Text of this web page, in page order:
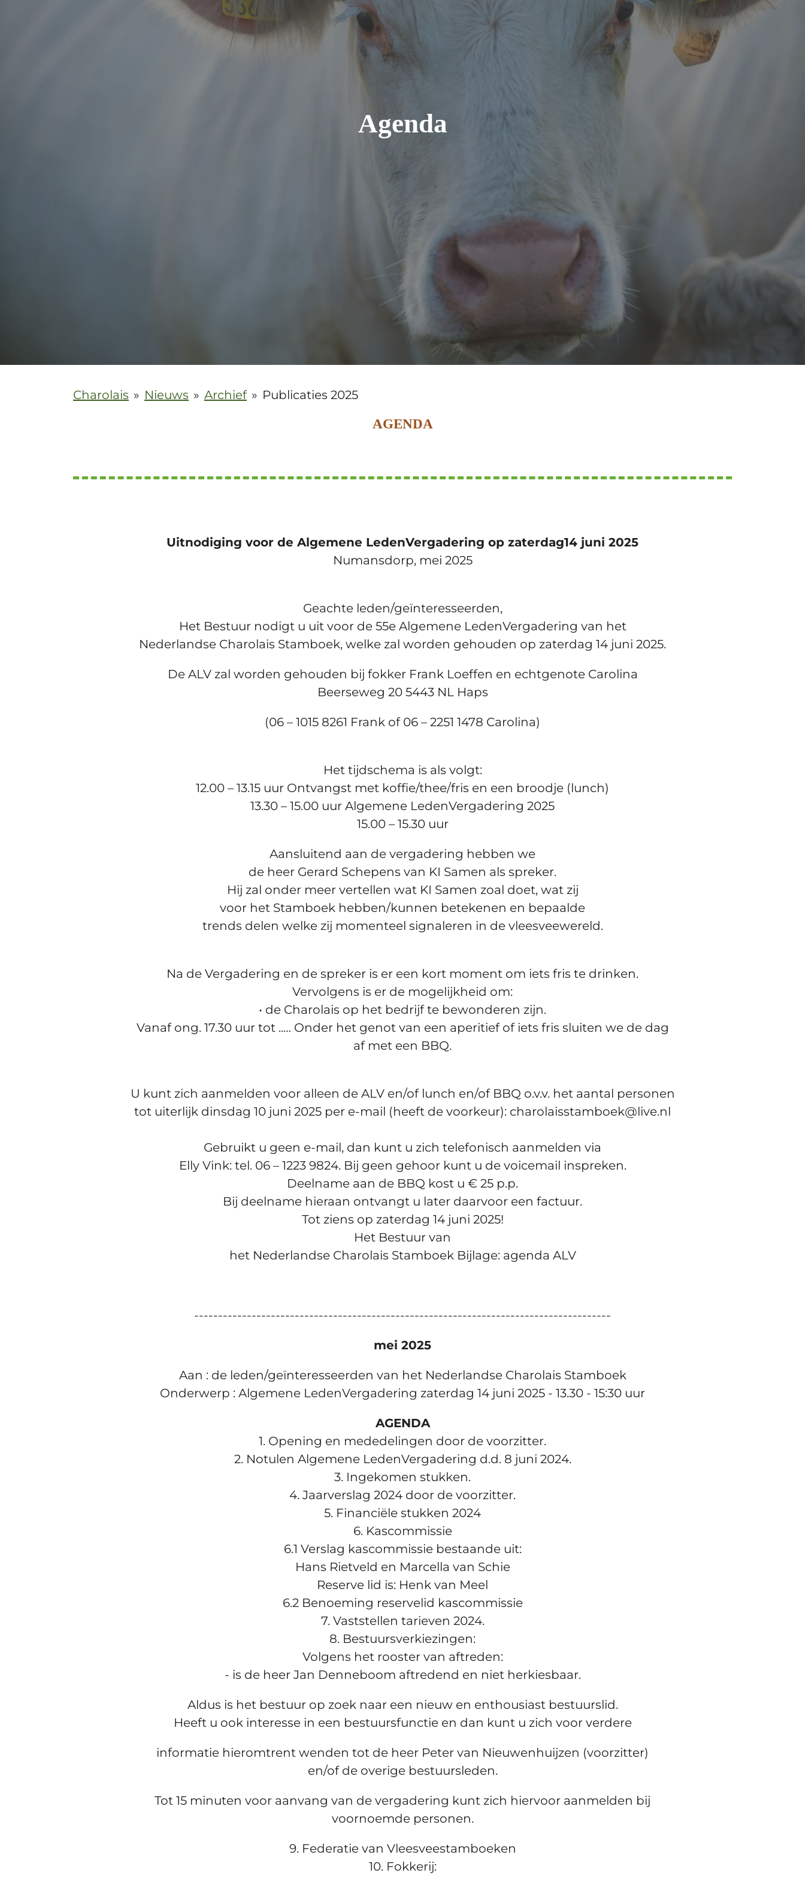
Agenda
Charolais » Nieuws » Archief » Publicaties 2025
AGENDA
Uitnodiging voor de Algemene LedenVergadering op zaterdag14 juni 2025
Numansdorp, mei 2025
Geachte leden/geïnteresseerden,
Het Bestuur nodigt u uit voor de 55e Algemene LedenVergadering van het
Nederlandse Charolais Stamboek, welke zal worden gehouden op zaterdag 14 juni 2025.
De ALV zal worden gehouden bij fokker Frank Loeffen en echtgenote Carolina
Beerseweg 20 5443 NL Haps
(06 – 1015 8261 Frank of 06 – 2251 1478 Carolina)
Het tijdschema is als volgt:
12.00 – 13.15 uur Ontvangst met koffie/thee/fris en een broodje (lunch)
13.30 – 15.00 uur Algemene LedenVergadering 2025
15.00 – 15.30 uur
Aansluitend aan de vergadering hebben we
de heer Gerard Schepens van KI Samen als spreker.
Hij zal onder meer vertellen wat KI Samen zoal doet, wat zij
voor het Stamboek hebben/kunnen betekenen en bepaalde
trends delen welke zij momenteel signaleren in de vleesveewereld.
Na de Vergadering en de spreker is er een kort moment om iets fris te drinken.
Vervolgens is er de mogelijkheid om:
• de Charolais op het bedrijf te bewonderen zijn.
Vanaf ong. 17.30 uur tot ..… Onder het genot van een aperitief of iets fris sluiten we de dag
af met een BBQ.
U kunt zich aanmelden voor alleen de ALV en/of lunch en/of BBQ o.v.v. het aantal personen
tot uiterlijk dinsdag 10 juni 2025 per e-mail (heeft de voorkeur): charolaisstamboek@live.nl
Gebruikt u geen e-mail, dan kunt u zich telefonisch aanmelden via
Elly Vink: tel. 06 – 1223 9824. Bij geen gehoor kunt u de voicemail inspreken.
Deelname aan de BBQ kost u € 25 p.p.
Bij deelname hieraan ontvangt u later daarvoor een factuur.
Tot ziens op zaterdag 14 juni 2025!
Het Bestuur van
het Nederlandse Charolais Stamboek Bijlage: agenda ALV
---------------------------------------------------------------------------------------
mei 2025
Aan : de leden/geïnteresseerden van het Nederlandse Charolais Stamboek
Onderwerp : Algemene LedenVergadering zaterdag 14 juni 2025 - 13.30 - 15:30 uur
AGENDA
1. Opening en mededelingen door de voorzitter.
2. Notulen Algemene LedenVergadering d.d. 8 juni 2024.
3. Ingekomen stukken.
4. Jaarverslag 2024 door de voorzitter.
5. Financiële stukken 2024
6. Kascommissie
6.1 Verslag kascommissie bestaande uit:
Hans Rietveld en Marcella van Schie
Reserve lid is: Henk van Meel
6.2 Benoeming reservelid kascommissie
7. Vaststellen tarieven 2024.
8. Bestuursverkiezingen:
Volgens het rooster van aftreden:
- is de heer Jan Denneboom aftredend en niet herkiesbaar.
Aldus is het bestuur op zoek naar een nieuw en enthousiast bestuurslid.
Heeft u ook interesse in een bestuursfunctie en dan kunt u zich voor verdere
informatie hieromtrent wenden tot de heer Peter van Nieuwenhuijzen (voorzitter)
en/of de overige bestuursleden.
Tot 15 minuten voor aanvang van de vergadering kunt zich hiervoor aanmelden bij
voornoemde personen.
9. Federatie van Vleesveestamboeken
10. Fokkerij: